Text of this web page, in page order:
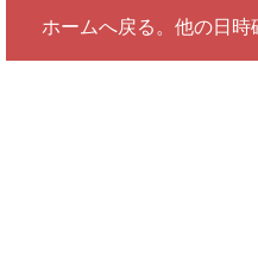
ホームへ戻る。他の日時